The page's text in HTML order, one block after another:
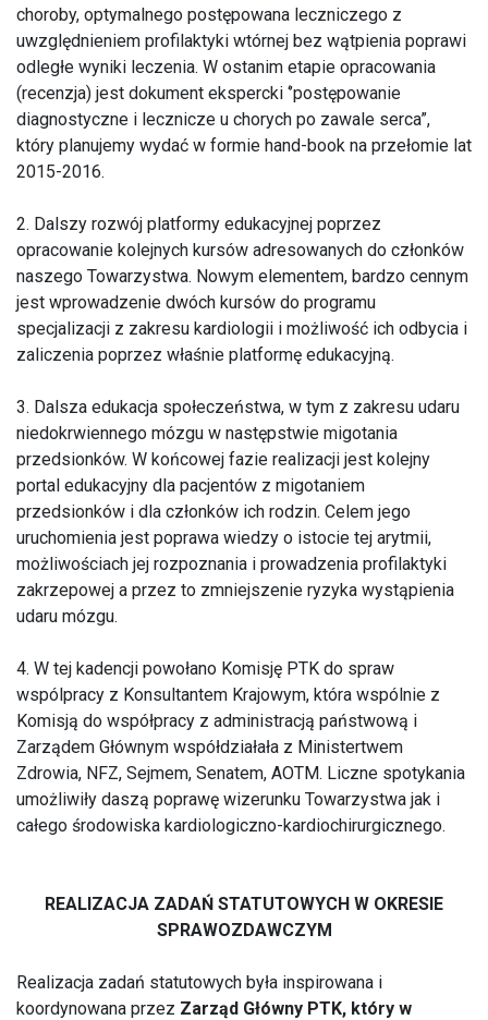
choroby, optymalnego postępowana leczniczego z
uwzględnieniem profilaktyki wtórnej bez wątpienia poprawi
odległe wyniki leczenia. W ostanim etapie opracowania
(recenzja) jest dokument ekspercki ‘’postępowanie
diagnostyczne i lecznicze u chorych po zawale serca”,
który planujemy wydać w formie hand-book na przełomie lat
2015-2016.
2. Dalszy rozwój platformy edukacyjnej poprzez
opracowanie kolejnych kursów adresowanych do członków
naszego Towarzystwa. Nowym elementem, bardzo cennym
jest wprowadzenie dwóch kursów do programu
specjalizacji z zakresu kardiologii i możliwość ich odbycia i
zaliczenia poprzez właśnie platformę edukacyjną.
3. Dalsza edukacja społeczeństwa, w tym z zakresu udaru
niedokrwiennego mózgu w następstwie migotania
przedsionków. W końcowej fazie realizacji jest kolejny
portal edukacyjny dla pacjentów z migotaniem
przedsionków i dla członków ich rodzin. Celem jego
uruchomienia jest poprawa wiedzy o istocie tej arytmii,
możliwościach jej rozpoznania i prowadzenia profilaktyki
zakrzepowej a przez to zmniejszenie ryzyka wystąpienia
udaru mózgu.
4. W tej kadencji powołano Komisję PTK do spraw
wspólpracy z Konsultantem Krajowym, która wspólnie z
Komisją do współpracy z administracją państwową i
Zarządem Głównym współdziałała z Ministertwem
Zdrowia, NFZ, Sejmem, Senatem, AOTM. Liczne spotykania
umożliwiły daszą poprawę wizerunku Towarzystwa jak i
całego środowiska kardiologiczno-kardiochirurgicznego.
REALIZACJA ZADAŃ STATUTOWYCH W OKRESIE
SPRAWOZDAWCZYM
Realizacja zadań statutowych była inspirowana i
koordynowana przez Zarząd Główny PTK, który w